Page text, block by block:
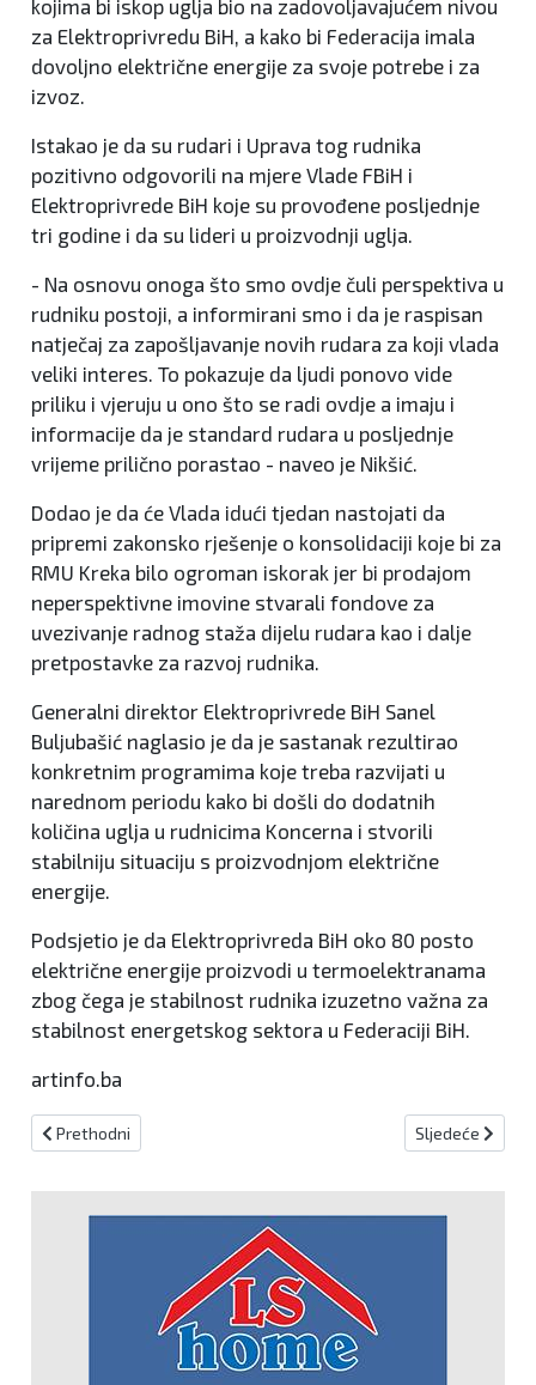
kojima bi iskop uglja bio na zadovoljavajućem nivou
za Elektroprivredu BiH, a kako bi Federacija imala
dovoljno električne energije za svoje potrebe i za
izvoz.
Istakao je da su rudari i Uprava tog rudnika
pozitivno odgovorili na mjere Vlade FBiH i
Elektroprivrede BiH koje su provođene posljednje
tri godine i da su lideri u proizvodnji uglja.
- Na osnovu onoga što smo ovdje čuli perspektiva u
rudniku postoji, a informirani smo i da je raspisan
natječaj za zapošljavanje novih rudara za koji vlada
veliki interes. To pokazuje da ljudi ponovo vide
priliku i vjeruju u ono što se radi ovdje a imaju i
informacije da je standard rudara u posljednje
vrijeme prilično porastao - naveo je Nikšić.
Dodao je da će Vlada idući tjedan nastojati da
pripremi zakonsko rješenje o konsolidaciji koje bi za
RMU Kreka bilo ogroman iskorak jer bi prodajom
neperspektivne imovine stvarali fondove za
uvezivanje radnog staža dijelu rudara kao i dalje
pretpostavke za razvoj rudnika.
Generalni direktor Elektroprivrede BiH Sanel
Buljubašić naglasio je da je sastanak rezultirao
konkretnim programima koje treba razvijati u
narednom periodu kako bi došli do dodatnih
količina uglja u rudnicima Koncerna i stvorili
stabilniju situaciju s proizvodnjom električne
energije.
Podsjetio je da Elektroprivreda BiH oko 80 posto
električne energije proizvodi u termoelektranama
zbog čega je stabilnost rudnika izuzetno važna za
stabilnost energetskog sektora u Federaciji BiH.
artinfo.ba
Prethodni članak: Iz Sindikata doktora medicine i stomatologije
Prethodni Sljedeći
Sljedeće